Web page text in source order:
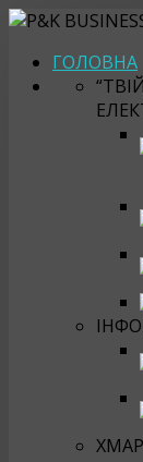
ГОЛОВНА